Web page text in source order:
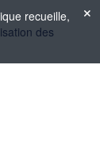
recueille,
des